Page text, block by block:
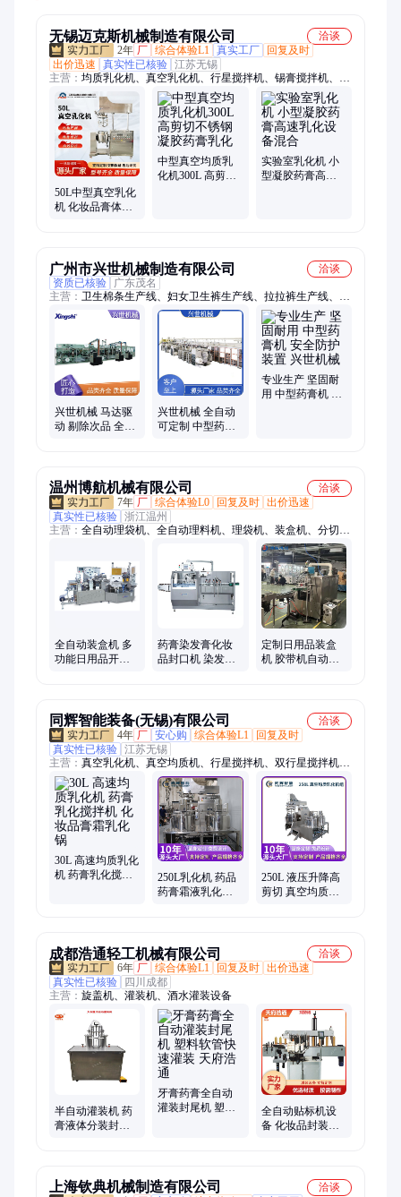
无锡迈克斯机械制造有限公司
洽谈
2年 厂 综合体验L1 真实工厂
回复及时
出价迅速
真实性已核验 江苏无锡
主营： 均质乳化机、真空乳化机、行星搅拌机、锡膏搅拌机、高
速乳化机、高剪切乳化机、实验室乳化机、乳化分散均质机、凝
胶均质乳化机、真空均质乳化机、双行星搅拌机、高速真空乳化
机、均质机、高剪切分散乳化机、小型乳化机、灌装机、半自动
灌装机、硅酮胶灌装机、新能源材料混合机、行星混合机、行星
动力搅拌机、硅胶搅拌机、化妆品均质乳化机、真空均质罐
50L中型真空乳化
机 化妆品膏体凝
中型真空均质乳
化机300L 高剪切
实验室乳化机 小
型凝胶药膏高速
广州市兴世机械制造有限公司
洽谈
资质已核验
广东茂名
主营： 卫生棉条生产线、妇女卫生裤生产线、拉拉裤生产线、药
膏机、纸尿裤生产线、口罩生产线、蒸汽眼罩生产线
兴世机械 马达驱
动 剔除次品 全自
兴世机械 全自动
可定制 中型药膏
专业生产 坚固耐
用 中型药膏机 安
温州博航机械有限公司
洽谈
7年 厂 综合体验L0 回复及时 出价迅速
真实性已核验 浙江温州
主营： 全自动理袋机、全自动理料机、理袋机、装盒机、分切
机、日用品装盒机、阿胶糕理料机、电池出盘装盒机、食品高速
理料机、全自动无序理料机、自动装盒机、转盘式吸塑包装机、
全自动红花油装盒机、多功能高速装盒机、牛排装盒机、全自动
铅笔装盒机、全自动蚊香装盒机、全自动雪糕装盒机、蜡笔装盒
机、灯泡装盒机、纸塑电池包装机、电池全自动理料装盒机、理
全自动装盒机 多
功能日用品开盒
药膏染发膏化妆
品封口机 染发剂
定制日用品装盒
机 胶带机自动入
同辉智能装备(无锡)有限公司
洽谈
4年 厂 安心购 综合体验L1
回复及时
真实性已核验 江苏无锡
主营： 真空乳化机、真空均质机、行星搅拌机、双行星搅拌机、
乳化机、均质机、真空均质乳化机、全自动灌装封尾机、半自动
灌装封尾机、高剪切乳化机
30L 高速均质乳化
机 药膏乳化搅拌
250L乳化机 药品
药膏霜液乳化锅
250L 液压升降高
剪切 真空均质乳
成都浩通轻工机械有限公司
洽谈
6年 厂 综合体验L1 回复及时 出价迅速
真实性已核验
四川成都
主营： 旋盖机、灌装机、酒水灌装设备
半自动灌装机 药
膏液体分装封盖
牙膏药膏全自动
灌装封尾机 塑料
全自动贴标机设
备 化妆品封装设
上海钦典机械制造有限公司
洽谈